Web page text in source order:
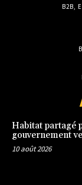
B2B,
Habitat partagé
gouvernement
10 août 2026